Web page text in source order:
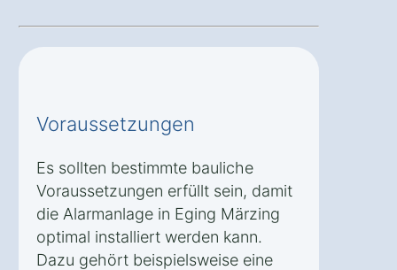
Voraussetzungen
Es sollten bestimmte bauliche
Voraussetzungen erfüllt sein, damit
die Alarmanlage in Eging Märzing
optimal installiert werden kann.
Dazu gehört beispielsweise eine